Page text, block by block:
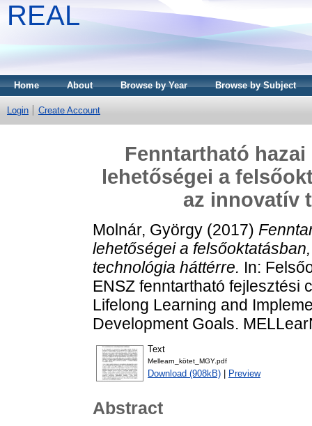
REAL
Home About Browse by Year Browse by Subject
Login Create Account
Fenntartható
lehetőségei a
az innovatív
Molnár, György (2017)
lehetőségei a
technológia háttérre. In:
ENSZ fenntartható fejlesztési
Lifelong Learning and
Development Goals.
Text
Mellearn_kötet_MGY.pdf
Download (908kB) Preview
Abstract